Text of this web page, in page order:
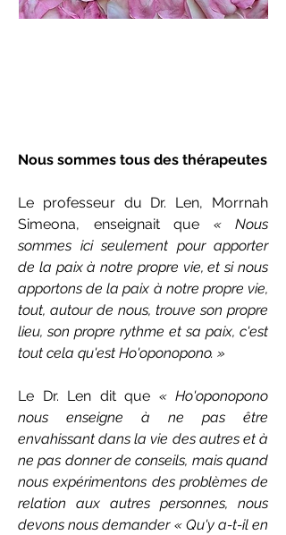
Nous sommes tous des thérapeutes
Le professeur du Dr. Len, Morrnah
Simeona, enseignait que « Nous
sommes ici seulement pour apporter
de la paix à notre propre vie, et si nous
apportons de la paix à notre propre vie,
tout, autour de nous, trouve son propre
lieu, son propre rythme et sa paix, c'est
tout cela qu'est Ho'oponopono. »
Le Dr. Len dit que « Ho'oponopono
nous enseigne à ne pas être
envahissant dans la vie des autres et à
ne pas donner de conseils, mais quand
nous expérimentons des problèmes de
relation aux autres personnes, nous
devons nous demander « Qu'y a-t-il en